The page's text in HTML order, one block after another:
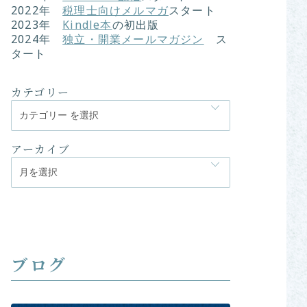
2022年税理士向けメルマガスタート
2023年 Kindle本の初出版
2024年独立・開業メールマガジン
ス
タート
カテゴリー
アーカイブ
ブログ